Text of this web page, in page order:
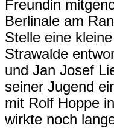
Freundin
Berlinale am
Stelle eine
Strawalde
und Jan Josef
seiner Jugend
mit Rolf Hoppe
wirkte noch